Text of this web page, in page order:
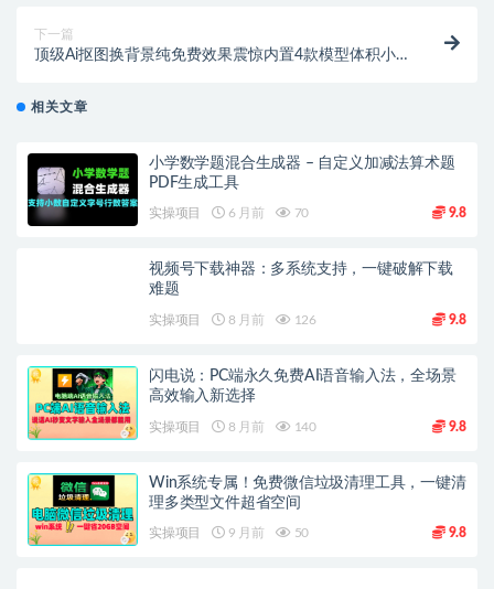
下一篇
顶级Ai抠图换背景纯免费效果震惊内置4款模型体积小
相关文章
小学数学题混合生成器 – 自定义加减法算术题
PDF生成工具
实操项目 6 月前 70 9.8
视频号下载神器：多系统支持，一键破解下载
难题
实操项目 8 月前 126 9.8
闪电说：PC端永久免费AI语音输入法，全场景
高效输入新选择
实操项目 8 月前 140 9.8
Win系统专属！免费微信垃圾清理工具，一键清
理多类型文件超省空间
实操项目 9 月前 50 9.8